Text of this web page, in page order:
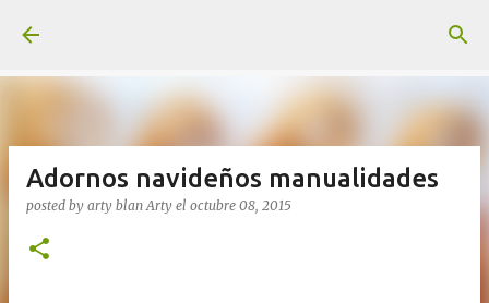
Adornos navideños manualidades
posted by arty blanArty el octubre 08, 2015